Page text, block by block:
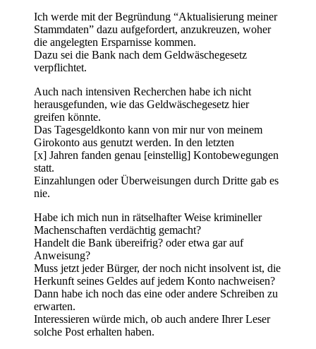
Ich werde mit der Begründung “Aktualisierung meiner
Stammdaten” dazu aufgefordert, anzukreuzen, woher
die angelegten Ersparnisse kommen.
Dazu sei die Bank nach dem Geldwäschegesetz
verpflichtet.
Auch nach intensiven Recherchen habe ich nicht
herausgefunden, wie das Geldwäschegesetz hier
greifen könnte.
Das Tagesgeldkonto kann von mir nur von meinem
Girokonto aus genutzt werden. In den letzten
[x] Jahren fanden genau [einstellig] Kontobewegungen
statt.
Einzahlungen oder Überweisungen durch Dritte gab es
nie.
Habe ich mich nun in rätselhafter Weise krimineller
Machenschaften verdächtig gemacht?
Handelt die Bank übereifrig? oder etwa gar auf
Anweisung?
Muss jetzt jeder Bürger, der noch nicht insolvent ist, die
Herkunft seines Geldes auf jedem Konto nachweisen?
Dann habe ich noch das eine oder andere Schreiben zu
erwarten.
Interessieren würde mich, ob auch andere Ihrer Leser
solche Post erhalten haben.